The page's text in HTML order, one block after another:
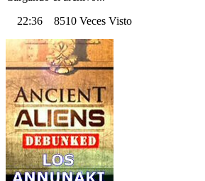
22:36 8510 Veces Visto